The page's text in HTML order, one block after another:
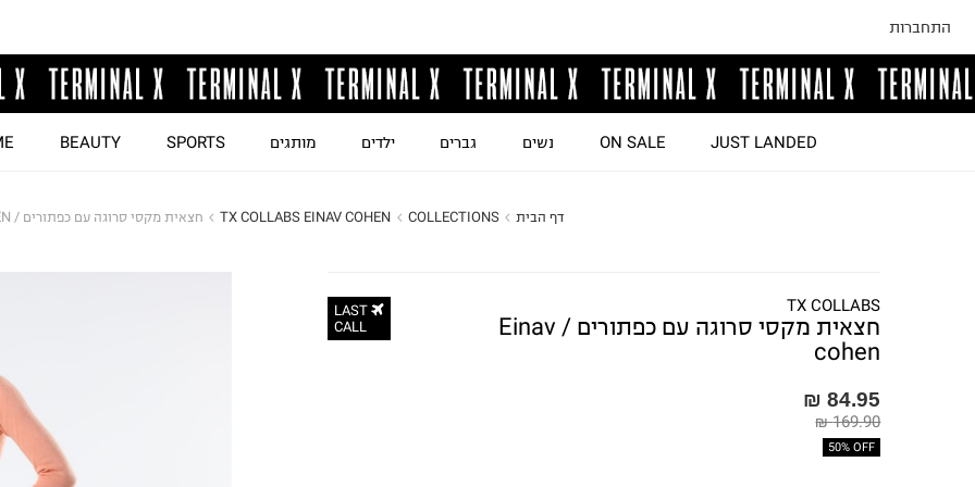
התחברות
JUST LANDED
ON SALE נשים גברים ילדים מותגים SPORTS
BEAUTY
דף הבית COLLECTIONS
TX COLLABS EINAV COHEN חצאית מקסי סרוגה עם כפתורים / EINAV COHEN
TX COLLABS
חצאית מקסי סרוגה עם כפתורים / Einav
cohen
LAST
CALL
84.95 ₪
169.90 ₪
50% OFF